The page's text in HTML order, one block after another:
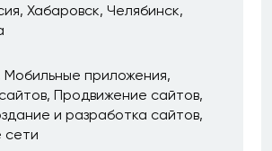
Хабаровск Челябинск
Мобильные приложения
Продвижение сайтов
и разработка сайтов
сети